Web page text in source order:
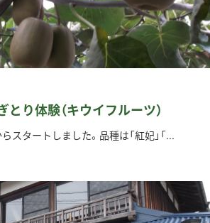
り体験（キウイフルーツ）
スタートしました。品種は「紅妃」「...